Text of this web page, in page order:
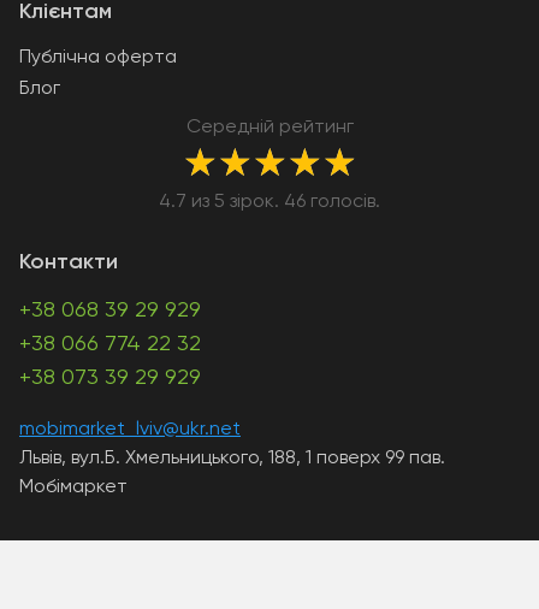
Контакти
+38 068 39 29 929
+38 066 774 22 32
+38 073 39 29 929
mobimarket_lviv@ukr.net
Львів, вул.Б. Хмельницького, 188, 1 поверх 99 пав.
Мобімаркет
Клієнтам
Публічна оферта
Блог
Середній рейтинг
★★★★★
4.7 из 5 зірок. 46 голосів.